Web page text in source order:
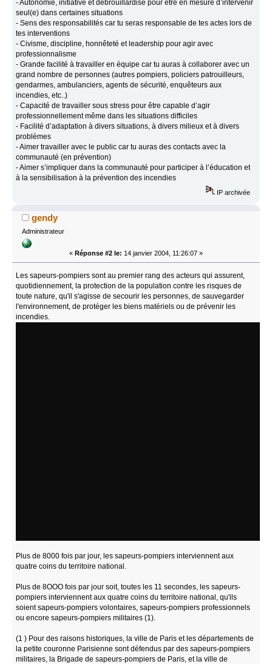
- Autonomie, initiative et débrouillardise pour être en mesure d’intervenir
seul(e) dans certaines situations
- Sens des responsabilités car tu seras responsable de tes actes lors de
tes interventions
- Civisme, discipline, honnêteté et leadership pour agir avec
professionnalisme
- Grande facilité à travailler en équipe car tu auras à collaborer avec un
grand nombre de personnes (autres pompiers, policiers patrouilleurs,
gendarmes, ambulanciers, agents de sécurité, enquêteurs aux
incendies, etc..)
- Capacité de travailler sous stress pour être capable d’agir
professionnellement même dans les situations difficiles
- Facilité d’adaptation à divers situations, à divers milieux et à divers
problèmes
- Aimer travailler avec le public car tu auras des contacts avec la
communauté (en prévention)
- Aimer s’impliquer dans la communauté pour participer à l’éducation et
à la sensibilisation à la prévention des incendies
IP archivée
gendy
Administrateur
« Réponse #2 le: 14 janvier 2004, 11:26:07 »
Les sapeurs-pompiers sont au premier rang des acteurs qui assurent,
quotidiennement, la protection de la population contre les risques de
toute nature, qu'il s'agisse de secourir les personnes, de sauvegarder
l'environnement, de protéger les biens matériels ou de prévenir les
incendies.
Plus de 8000 fois par jour, les sapeurs-pompiers interviennent aux
quatre coins du territoire national.
Plus de 8OOO fois par jour soit, toutes les 11 secondes, les sapeurs-
pompiers interviennent aux quatre coins du territoire national, qu'ils
soient sapeurs-pompiers volontaires, sapeurs-pompiers professionnels
ou encore sapeurs-pompiers militaires (1).
(1 ) Pour des raisons historiques, la ville de Paris et les départements de
la petite couronne Parisienne sont défendus par des sapeurs-pompiers
militaires, la Brigade de sapeurs-pompiers de Paris, et la ville de